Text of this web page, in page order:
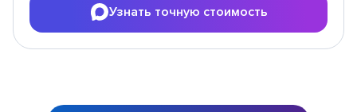
Узнать точную стоимость